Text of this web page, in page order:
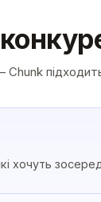
хочуть